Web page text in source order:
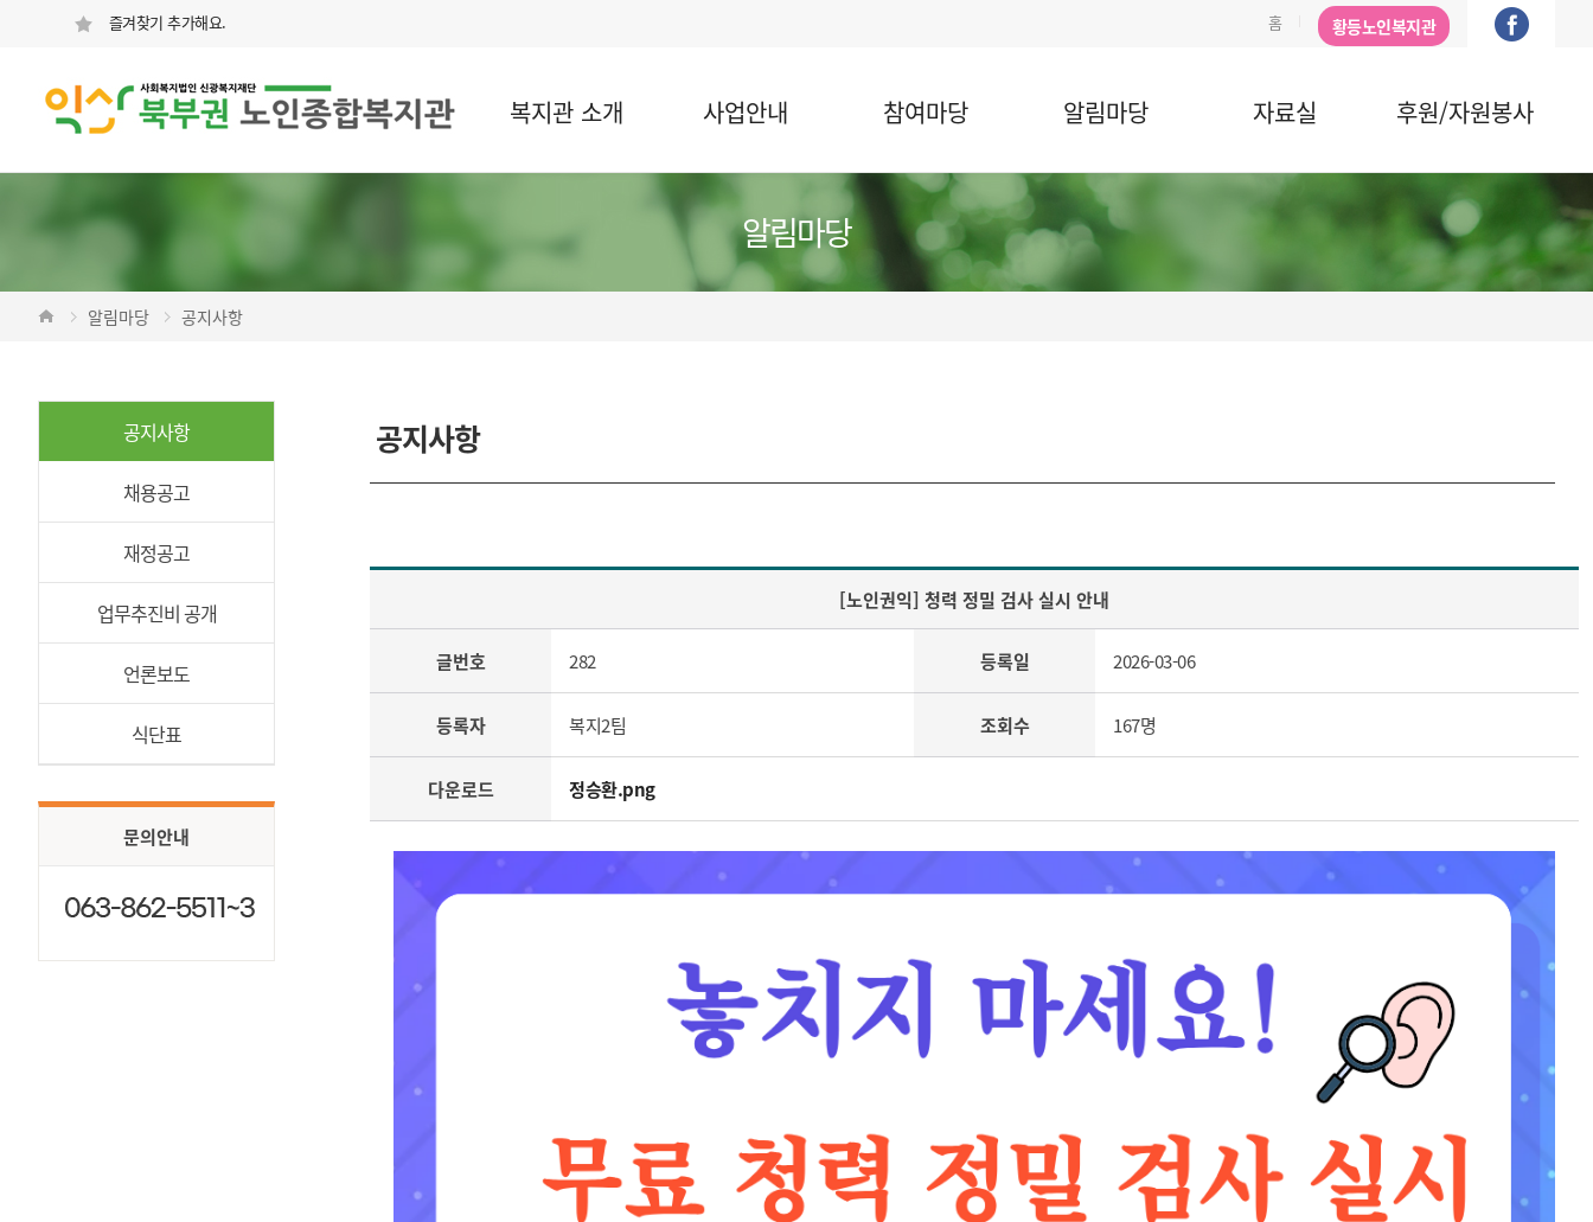
즐겨찾기 추가해요. 홈 황등노인복지관
복지관 소개 사업안내 참여마당 알림마당 자료실 후원/자원봉사
알림마당
알림마당 공지사항
공지사항
채용공고
재정공고
업무추진비 공개
언론보도
식단표
문의안내
공지사항
[노인권익] 청력 정밀 검사 실시 안내
글번호 282 등록일 2026-03-06
등록자 복지2팀 조회수 167명
다운로드 정승환.png